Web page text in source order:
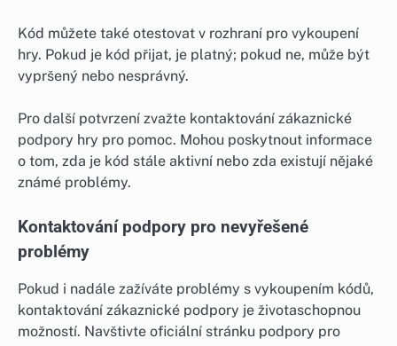
Kód můžete také otestovat v rozhraní pro vykoupení
hry. Pokud je kód přijat, je platný; pokud ne, může být
vypršený nebo nesprávný.
Pro další potvrzení zvažte kontaktování zákaznické
podpory hry pro pomoc. Mohou poskytnout informace
o tom, zda je kód stále aktivní nebo zda existují nějaké
známé problémy.
Kontaktování podpory pro nevyřešené
problémy
Pokud i nadále zažíváte problémy s vykoupením kódů,
kontaktování zákaznické podpory je životaschopnou
možností. Navštivte oficiální stránku podpory pro